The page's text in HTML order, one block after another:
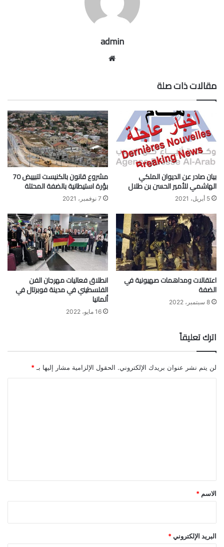
admin
مقالات ذات صلة
بيان صادر عن الديوان الملكي
الهاشمي للأمير الحسن بن طلال
5 أبريل، 2021
مشروع قانون بالكنيست لتبييض 70
بؤرة استيطانية بالضفة المحتلة
7 نوفمبر، 2021
اعتقالات ومداهمات صهيونية في
الضفة
8 سبتمبر، 2022
انطلاق فعاليات مهرجان الفن
الفلسطيني في مدينة فوبرتال في
ألمانيا
16 مايو، 2022
اترك تعليقاً
لن يتم نشر عنوان بريدك الإلكتروني. الحقول الإلزامية مشار إليها بـ *
*
الاسم *
البريد الإلكتروني *